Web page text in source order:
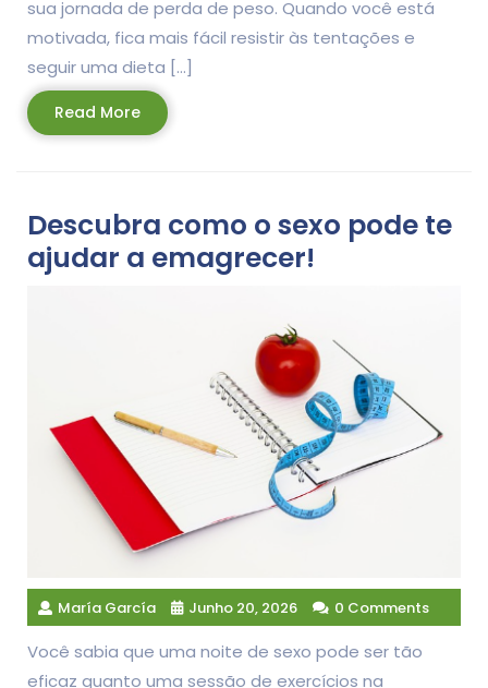
sua jornada de perda de peso. Quando você está
motivada, fica mais fácil resistir às tentações e
seguir uma dieta […]
Read MoreRead
More
Descubra como o sexo pode te
ajudar a emagrecer!
María García Junho 20, 2026 0 Comments
Você sabia que uma noite de sexo pode ser tão
eficaz quanto uma sessão de exercícios na